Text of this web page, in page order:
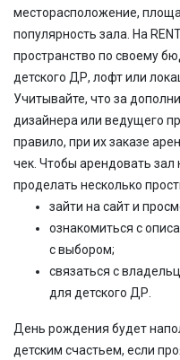
месторасположение,
популярность зала. На
пространство по своему
детского ДР, лофт или
Учитывайте, что за
дизайнера или ведущего
правило, при их заказе
чек. Чтобы арендовать зал
проделать несколько
зайти на сайт и
ознакомиться с
с выбором;
связаться с
для детского ДР.
День рождения будет
детским счастьем, если